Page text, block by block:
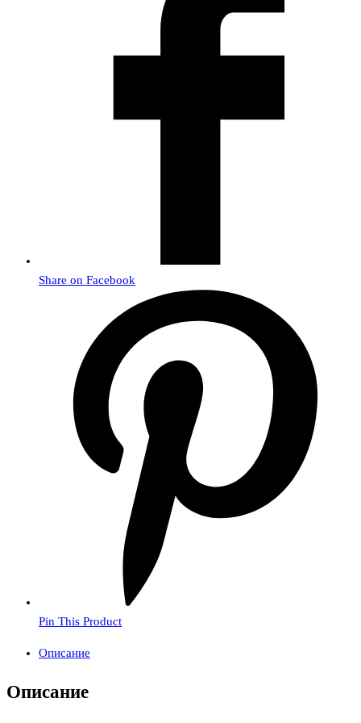
Share on Facebook
Pin This Product
Описание
Описание